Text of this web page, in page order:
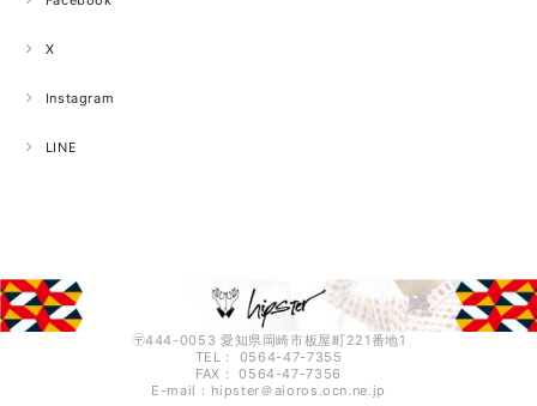
X
Instagram
LINE
〶444-0053 愛知県岡崎市板屋町221番地1
TEL： 0564-47-7355
FAX： 0564-47-7356
E-mail：hipster＠aioros.ocn.ne.jp